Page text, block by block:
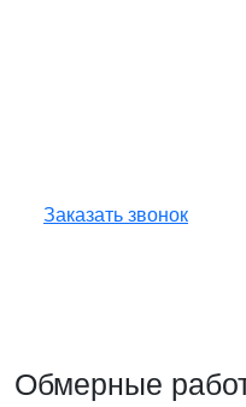
Заказать звонок
Обмерные